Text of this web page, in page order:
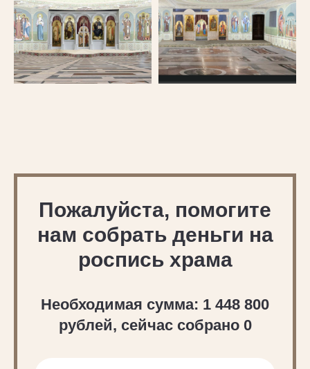
Пожалуйста, помогите
нам собрать деньги на
роспись храма
Необходимая сумма: 1 448 800
рублей, сейчас собрано 0